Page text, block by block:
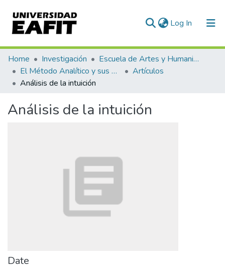
Log In (current)
Communities & Collections
All of DSpace
Home Investigación
Escuela de Artes y Humanidades
El Método Analítico y sus Aplicaciones en las Ciencias Sociales y Humanas (EAFIT - U de A)
Artículos
Análisis de la intuición
Análisis de la intuición
Date